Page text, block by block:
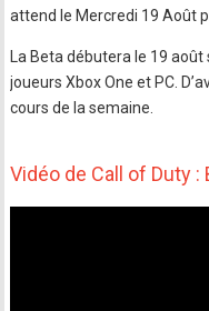
attend le Mercredi 19 Août
La Beta débutera le 19
joueurs Xbox One et PC.
cours de la semaine.
Vidéo de Call of Duty :